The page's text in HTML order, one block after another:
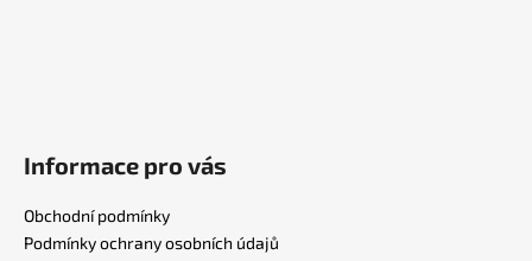
Informace pro vás
Obchodní podmínky
Podmínky ochrany osobních údajů